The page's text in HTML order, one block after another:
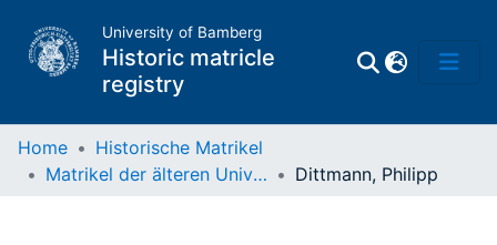
University of Bamberg
Historic matricle
registry
Home
Historische Matrikel
Matrikel der älteren Universität
Dittmann, Philipp